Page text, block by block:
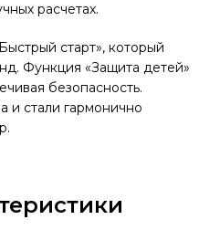
расчетах.
старт», который
Функция «Защита детей»
безопасность.
и стали гармонично